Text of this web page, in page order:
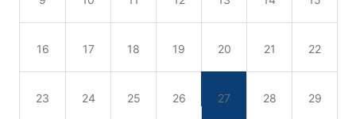
16 17 18 19 20 21 22
23 24 25 26 27 28 29